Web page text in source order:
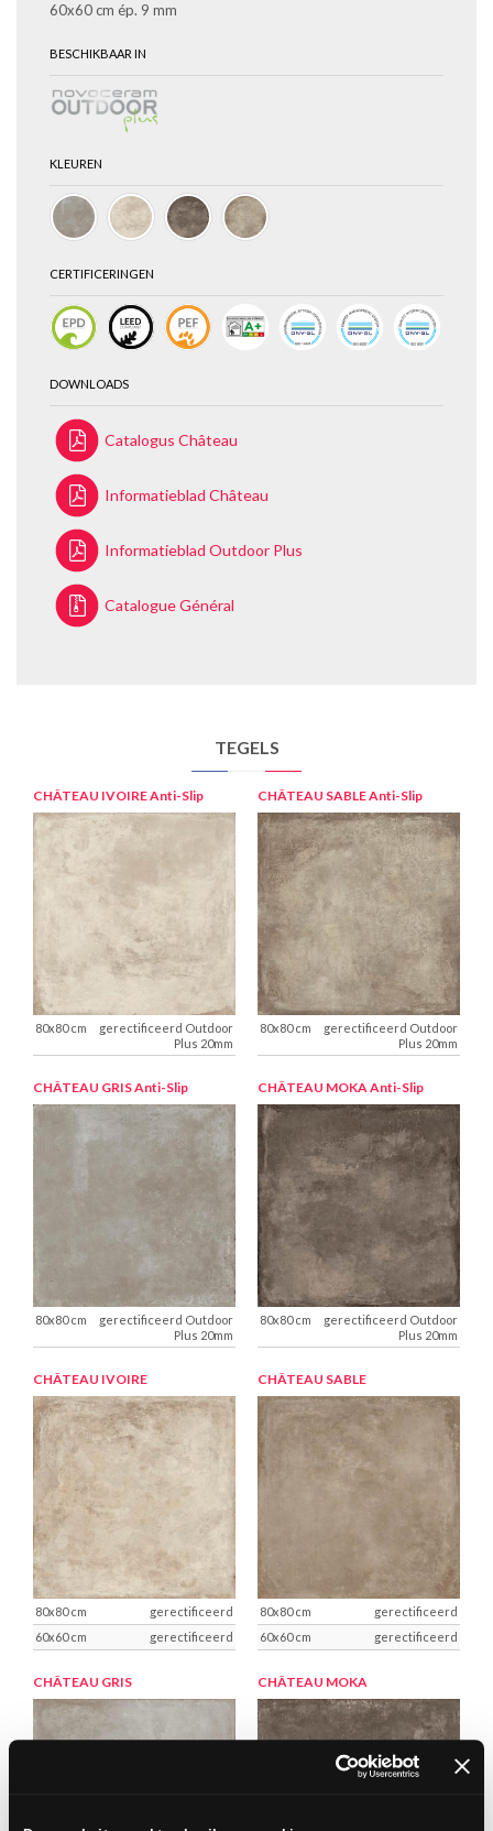
60x60 cm ép. 9 mm
BESCHIKBAAR IN
KLEUREN
CERTIFICERINGEN
DOWNLOADS
Catalogus Château
Informatieblad Château
Informatieblad Outdoor Plus
Catalogue Général
TEGELS
CHÂTEAU IVOIREAnti-Slip
gerectificeerd Outdoor
Plus 20mm
CHÂTEAU SABLEAnti-Slip
gerectificeerd Outdoor
Plus 20mm
CHÂTEAU GRISAnti-Slip
gerectificeerd Outdoor
Plus 20mm
CHÂTEAU MOKAAnti-Slip
gerectificeerd Outdoor
Plus 20mm
CHÂTEAU IVOIRE
gerectificeerd
gerectificeerd
CHÂTEAU SABLE
gerectificeerd
gerectificeerd
CHÂTEAU GRIS CHÂTEAU MOKA